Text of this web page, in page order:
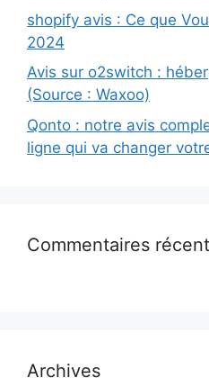
shopify avis : Ce que
2024
Avis sur o2switch :
(Source : Waxoo)
Qonto : notre avis
ligne qui va changer
Commentaires
Archives